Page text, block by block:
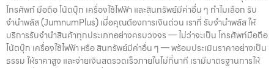
โทรศัพท์ มือถือ โน้ตบุ๊ก เครื่องใช้ไฟฟ้า และสินทรัพย์มีค่าอื่น ๆ ทำไมเลือก รับ
จำนำพลัส (JumnumPlus) เมื่อคุณต้องการเงินด่วน เราที่ รับจำนำพลัส ให้
บริการรับจำนำสินค้าทุกประเภทอย่างครบวงจร — ไม่ว่าจะเป็น โทรศัพท์มือถือ
โน้ตบุ๊ก เครื่องใช้ไฟฟ้า หรือ สินทรัพย์มีค่าอื่น ๆ — พร้อมประเมินราคาอย่างเป็น
ธรรม ให้ราคาสูง และจ่ายเงินสดรวดเร็วภายในไม่กี่นาที เรามีมาตรฐานการให้